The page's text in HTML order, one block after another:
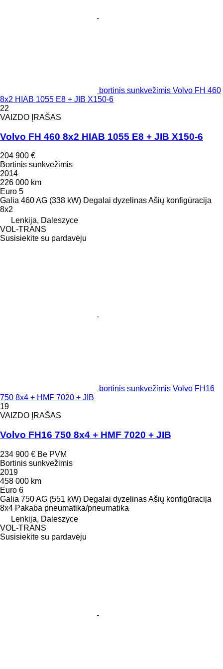
bortinis sunkvežimis Volvo FH 460
8x2 HIAB 1055 E8 + JIB X150-6
22
VAIZDO ĮRAŠAS
Volvo FH 460 8x2 HIAB 1055 E8 + JIB X150-6
204 900 €
Bortinis sunkvežimis
2014
226 000 km
Euro 5
Galia 460 AG (338 kW) Degalai dyzelinasAšių konfigūracija
8x2
Lenkija, Daleszyce
VOL-TRANS
Susisiekite su pardavėju
bortinis sunkvežimis Volvo FH16
750 8x4 + HMF 7020 + JIB
19
VAIZDO ĮRAŠAS
Volvo FH16 750 8x4 + HMF 7020 + JIB
234 900 € Be PVM
Bortinis sunkvežimis
2019
458 000 km
Euro 6
Galia 750 AG (551 kW) Degalai dyzelinasAšių konfigūracija
8x4 Pakaba pneumatika/pneumatika
Lenkija, Daleszyce
VOL-TRANS
Susisiekite su pardavėju